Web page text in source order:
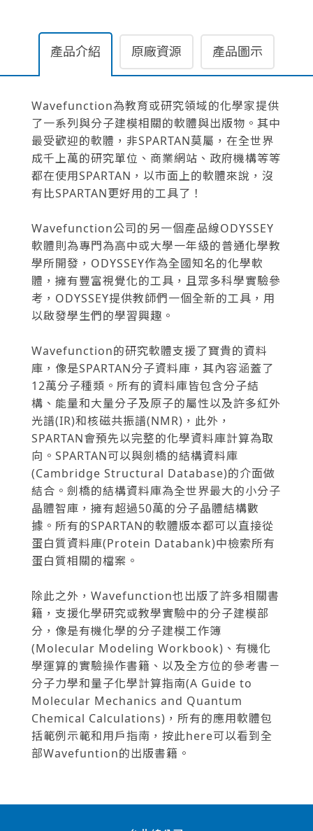
產品介紹 原廠資源 產品圖示
Wavefunction為教育或研究領域的化學家提供
了一系列與分子建模相關的軟體與出版物。其中
最受歡迎的軟體，非SPARTAN莫屬，在全世界
成千上萬的研究單位、商業網站、政府機構等等
都在使用SPARTAN，以市面上的軟體來說，沒
有比SPARTAN更好用的工具了！
Wavefunction公司的另一個產品線ODYSSEY
軟體則為專門為高中或大學一年級的普通化學教
學所開發，ODYSSEY作為全國知名的化學軟
體，擁有豐富視覺化的工具，且眾多科學實驗參
考，ODYSSEY提供教師們一個全新的工具，用
以啟發學生們的學習興趣。
Wavefunction的研究軟體支援了寶貴的資料
庫，像是SPARTAN分子資料庫，其內容涵蓋了
12萬分子種類。所有的資料庫皆包含分子結
構、能量和大量分子及原子的屬性以及許多紅外
光譜(IR)和核磁共振譜(NMR)，此外，
SPARTAN會預先以完整的化學資料庫計算為取
向。SPARTAN可以與劍橋的結構資料庫
(Cambridge Structural Database)的介面做
結合。劍橋的結構資料庫為全世界最大的小分子
晶體智庫，擁有超過50萬的分子晶體結構數
據。所有的SPARTAN的軟體版本都可以直接從
蛋白質資料庫(Protein Databank)中檢索所有
蛋白質相關的檔案。
除此之外，Wavefunction也出版了許多相關書
籍，支援化學研究或教學實驗中的分子建模部
分，像是有機化學的分子建模工作簿
(Molecular Modeling Workbook)、有機化
學運算的實驗操作書籍、以及全方位的參考書－
分子力學和量子化學計算指南(A Guide to
Molecular Mechanics and Quantum
Chemical Calculations)，所有的應用軟體包
括範例示範和用戶指南，按此here可以看到全
部Wavefuntion的出版書籍。